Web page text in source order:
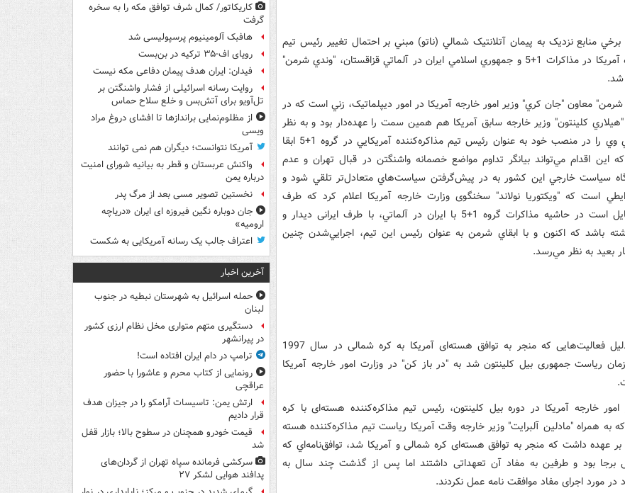
برخي منابع نزديک به پيمان آتلانتيک شمالي (ناتو) مبني بر احتمال تغيير رئيس تيم
مذاکره‌کننده آمريکا در مذاکرات 1+5 و جمهوري اسلامي ايران در آلماتي قزاقستان، "وندي شرمن"
شد.
معاون "جان کري" وزير امور خارجه آمريکا در امور ديپلماتيک، زني است که در
"هيلاري کلينتون" وزير خارجه سابق آمريکا هم همين سمت را عهده‌دار بود و به نظر
مي‌رسد کري وي را در منصب خود به عنوان رئيس تيم مذاکره‌کننده آمريکايي در گروه 1+5 ابقا
اين اقدام مي‌تواند بيانگر تداوم مواضع خصمانه واشنگتن در قبال تهران و عدم
سياست خارجي اين کشور به در پيش‌گرفتن سياست‌هاي متعادل‌تر تلقي شود و
است که "ویکتوریا نولاند" سخنگوی وزارت خارجه آمریکا اعلام کرد که طرف
آمریکایی مایل است در حاشیه مذاکرات گروه 1+5 با ايران در آلماتي، با طرف ایرانی دیدار و
باشد که اکنون و با ابقاي شرمن به عنوان رئيس اين تيم، اجرايي‌شدن چنين
بعيد به نظر مي‌رسد.
شرمن به دلیل فعالیت‌هایی که منجر به توافق هسته‌ای آمریکا به کره شمالی در سال 1997
ریاست جمهوری بيل کلینتون شد به "در باز کن" در وزارت امور خارجه آمریکا
.
امور خارجه آمریکا در دوره بیل کلینتون، رئیس تيم مذاکره‌کننده هسته‌ای با کره
به همراه "مادلین آلبرایت" وزیر خارجه وقت آمریکا ریاست تيم مذاکره‌کننده هسته
بر عهده داشت که منجر به توافق هسته‌ای کره شمالی و آمریکا شد، توافق‌نامه‌اي که
برجا بود و طرفین به مفاد آن تعهداتی داشتند اما پس از گذشت چند سال به
مورد اجرای مفاد موافقت نامه عمل نکردند.
کاریکاتور/ کمال شرف توافق مکه را به سخره
گرفت
هافبک آلومینیوم پرسپولیسی شد
رویای اف-۳۵ ترکیه در بن‌بست
فیدان: ایران هدف پیمان دفاعی مکه نیست
روایت رسانه اسرائیلی از فشار واشنگتن بر
تل‌آویو برای آتش‌بس و خلع سلاح حماس
از مظلوم‌نمایی براندازها تا افشای دروغ مراد
ویسی
آمریکا نتوانست؛ دیگران هم نمی توانند
واکنش عربستان و قطر به بیانیه شورای امنیت
درباره یمن
نخستین تصویر مسی بعد از مرگ پدر
جان دوباره نگین فیروزه ای ایران «دریاچه
ارومیه»
اعتراف جالب یک رسانه آمریکایی به شکست
آخرین اخبار
حمله اسرائیل به شهرستان نبطیه در جنوب
لبنان
دستگیری متهم متواری مخل نظام ارزی کشور
در پیرانشهر
ترامپ در دام ایران افتاده است!
رونمایی از کتاب محرم و عاشورا با حضور
عراقچی
ارتش یمن: تاسیسات آرامکو را در جیزان هدف
قرار دادیم
قیمت خودرو همچنان در سطوح بالا؛ بازار قفل
شد
سرکشی فرمانده سپاه تهران از گردان‌های
پدافند هوایی لشکر ۲۷